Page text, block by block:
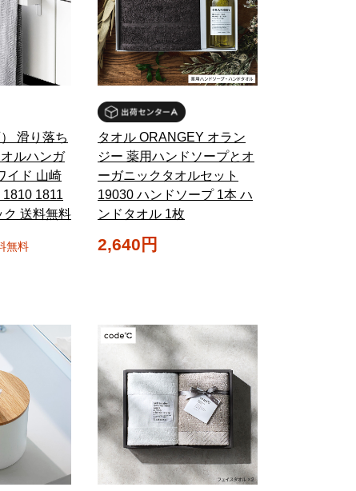
滑り落ち
ルハンガ
イド 山崎
1811
ク 送料無料
無料
タオル ORANGEY オラン
ジー 薬用ハンドソープとオ
ーガニックタオルセット
19030 ハンドソープ 1本 ハ
ンドタオル 1枚
2,640円